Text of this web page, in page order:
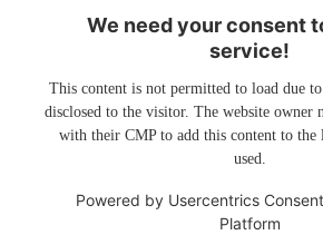
We need your consent
service!
This content is not permitted to load due
disclosed to the visitor. The website owner
with their CMP to add this content to the
used.
Powered by Usercentrics
Platform